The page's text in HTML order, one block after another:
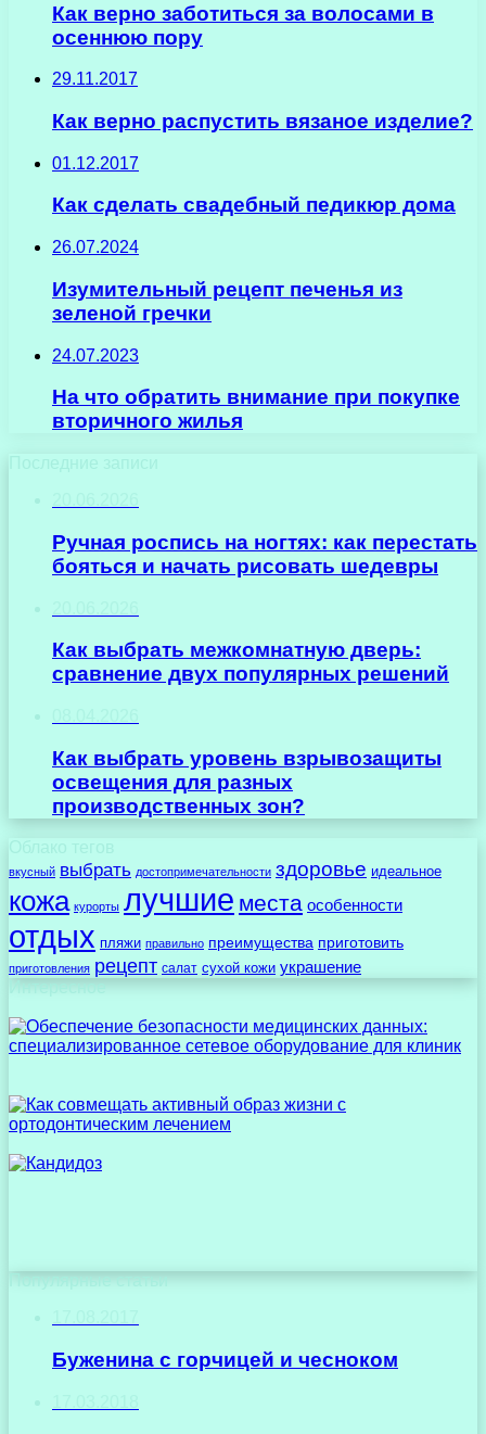
Как верно заботиться за волосами в
осеннюю пору
29.11.2017
Как верно распустить вязаное изделие?
01.12.2017
Как сделать свадебный педикюр дома
26.07.2024
Изумительный рецепт печенья из
зеленой гречки
24.07.2023
На что обратить внимание при покупке
вторичного жилья
Последние записи
Ручная роспись на ногтях: как перестать
бояться и начать рисовать шедевры
Как выбрать межкомнатную дверь:
сравнение двух популярных решений
Как выбрать уровень взрывозащиты
освещения для разных
производственных зон?
Облако тегов
вкусный выбрать достопримечательности здоровье идеальное
кожа курорты лучшие места особенности
отдых пляжи правильно преимущества приготовить
приготовления рецепт салат сухой кожи украшение
Буженина с горчицей и чесноком